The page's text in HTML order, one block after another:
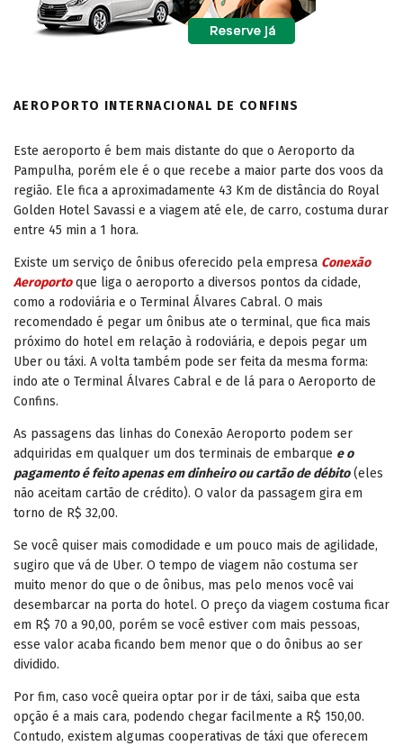
AEROPORTO INTERNACIONAL DE CONFINS
Este aeroporto é bem mais distante do que o Aeroporto da
Pampulha, porém ele é o que recebe a maior parte dos voos da
região. Ele fica a aproximadamente 43 Km de distância do Royal
Golden Hotel Savassi e a viagem até ele, de carro, costuma durar
entre 45 min a 1 hora.
Existe um serviço de ônibus oferecido pela empresa Conexão
Aeroportoque liga o aeroporto a diversos pontos da cidade,
como a rodoviária e o Terminal Álvares Cabral. O mais
recomendado é pegar um ônibus ate o terminal, que fica mais
próximo do hotel em relação à rodoviária, e depois pegar um
Uber ou táxi. A volta também pode ser feita da mesma forma:
indo ate o Terminal Álvares Cabral e de lá para o Aeroporto de
Confins.
As passagens das linhas do Conexão Aeroporto podem ser
adquiridas em qualquer um dos terminais de embarque e o
pagamento é feito apenas em dinheiro ou cartão de débito(eles
não aceitam cartão de crédito). O valor da passagem gira em
torno de R$ 32,00.
Se você quiser mais comodidade e um pouco mais de agilidade,
sugiro que vá de Uber. O tempo de viagem não costuma ser
muito menor do que o de ônibus, mas pelo menos você vai
desembarcar na porta do hotel. O preço da viagem costuma ficar
em R$ 70 a 90,00, porém se você estiver com mais pessoas,
esse valor acaba ficando bem menor que o do ônibus ao ser
dividido.
Por fim, caso você queira optar por ir de táxi, saiba que esta
opção é a mais cara, podendo chegar facilmente a R$ 150,00.
Contudo, existem algumas cooperativas de táxi que oferecem